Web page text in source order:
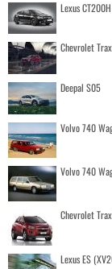
Lexus CT200H
Chevrolet
Deepal S05
Volvo 740
Volvo 740
Chevrolet
Lexus ES